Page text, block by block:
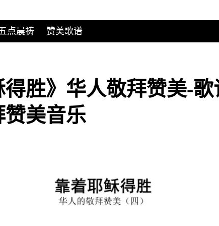
点晨祷 赞美歌谱
得胜》华人敬拜赞美-
美音乐